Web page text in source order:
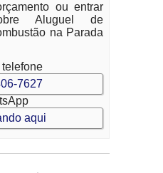
ou entrar
Aluguel de
na Parada
7627
aqui